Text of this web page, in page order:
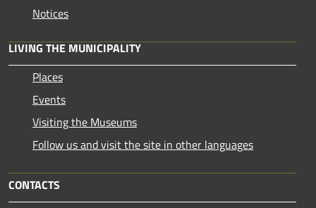
Notices
LIVING THE MUNICIPALITY
Places
Events
Visiting the Museums
Follow us and visit the site in other languages
CONTACTS